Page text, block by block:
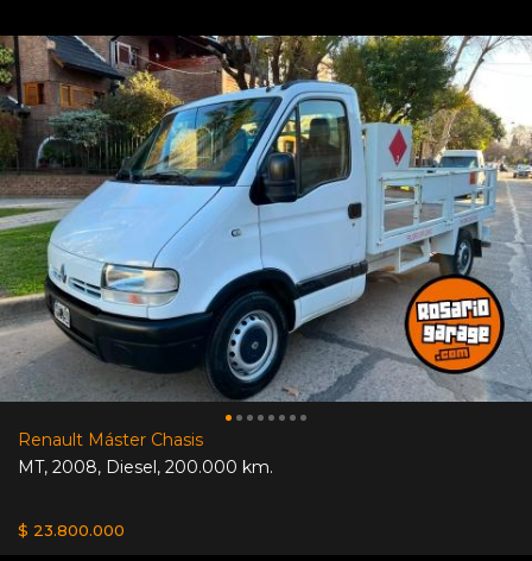
Renault Máster Chasis
MT, 2008, Diesel, 200.000 km.
$ 23.800.000